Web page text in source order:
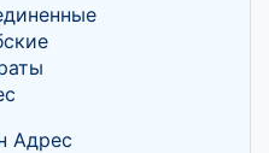
Адрес